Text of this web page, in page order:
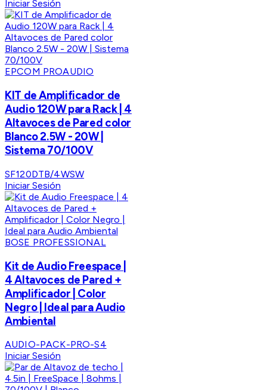
Iniciar Sesión
EPCOM PROAUDIO
KIT de Amplificador de
Audio 120W para Rack | 4
Altavoces de Pared color
Blanco 2.5W - 20W |
Sistema 70/100V
SF120DTB/4WSW
Iniciar Sesión
BOSE PROFESSIONAL
Kit de Audio Freespace |
4 Altavoces de Pared +
Amplificador | Color
Negro | Ideal para Audio
Ambiental
AUDIO-PACK-PRO-S4
Iniciar Sesión